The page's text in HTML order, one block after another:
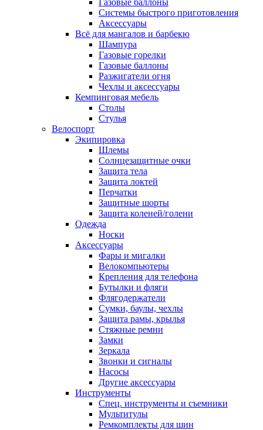
Системы быстрого приготовления
Аксессуары
Всё для мангалов и барбекю
Шампура
Газовые горелки
Газовые баллоны
Разжигатели огня
Чехлы и аксессуары
Кемпинговая мебель
Столы
Стулья
Велоспорт
Экипировка
Шлемы
Солнцезащитные очки
Защита тела
Защита локтей
Перчатки
Защитные шорты
Защита коленей/голени
Одежда
Носки
Аксессуары
Фары и мигалки
Велокомпьютеры
Крепления для телефона
Бутылки и фляги
Флягодержатели
Сумки, баулы, чехлы
Защита рамы, крылья
Стяжные ремни
Замки
Зеркала
Звонки и сигналы
Насосы
Другие аксессуары
Инструменты
Спец. инструменты и съемники
Мультитулы
Ремкомплекты для шин